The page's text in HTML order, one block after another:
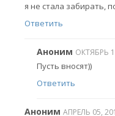
я не стала забирать,
Ответить
Аноним ОКТЯБРЬ
Пусть вносят))
Ответить
Аноним АПРЕЛЬ 05,